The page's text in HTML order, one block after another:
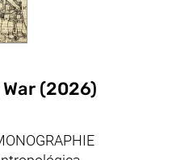
neues Fenster,
(2026)
öffnet neues